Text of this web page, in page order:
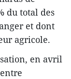
du total des
et dont
agricole.
en avril